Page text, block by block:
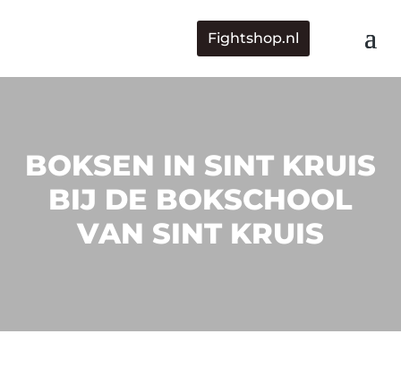
Fightshop.nl
BOKSEN IN SINT KRUIS
BIJ DE BOKSCHOOL
VAN SINT KRUIS